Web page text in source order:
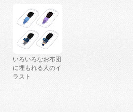
いろいろなお布団
に埋もれる人のイ
ラスト